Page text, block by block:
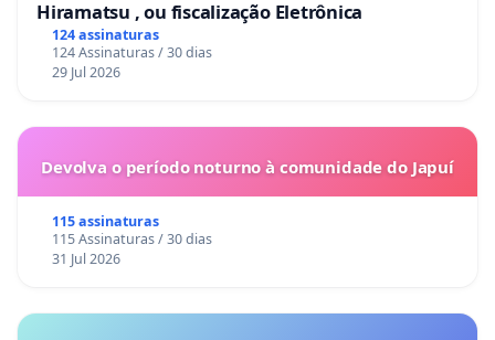
Hiramatsu , ou fiscalização Eletrônica
124 assinaturas
124 Assinaturas / 30 dias
29 Jul 2026
Devolva o período noturno à comunidade do Japuí
115 assinaturas
115 Assinaturas / 30 dias
31 Jul 2026